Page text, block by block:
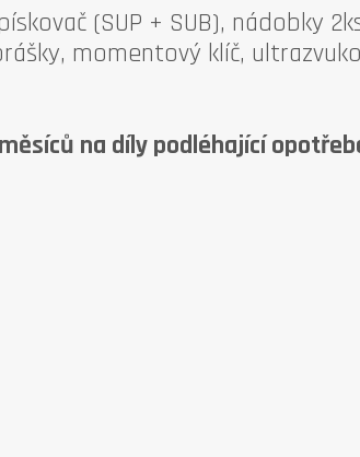
(SUP + SUB), nádobky
momentový klíč,
na díly podléhající